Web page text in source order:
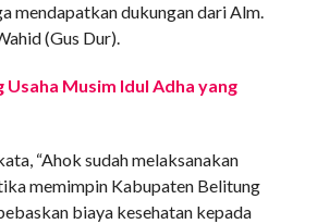
mendapatkan dukungan dari Alm.
(Gus Dur).
Usaha Musim Idul Adha yang
“Ahok sudah melaksanakan
memimpin Kabupaten Belitung
biaya kesehatan kepada